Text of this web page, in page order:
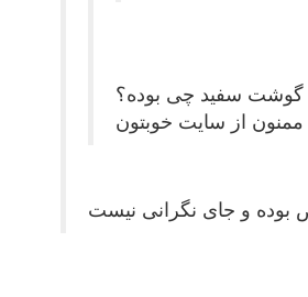
گوشت سفید چی بوده؟
ممنون از سایت خوبتون
و جای نگرانی نیست